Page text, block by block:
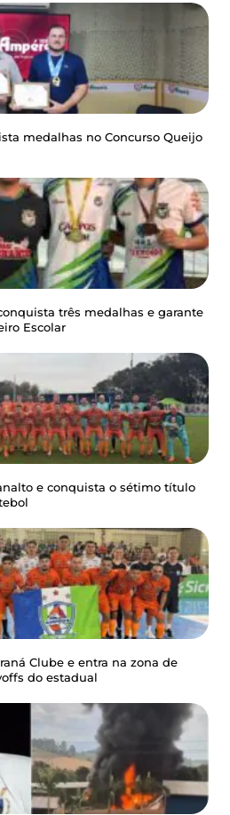
medalhas no Concurso Queijo
três medalhas e garante
Escolar
e conquista o sétimo título
Clube e entra na zona de
do estadual